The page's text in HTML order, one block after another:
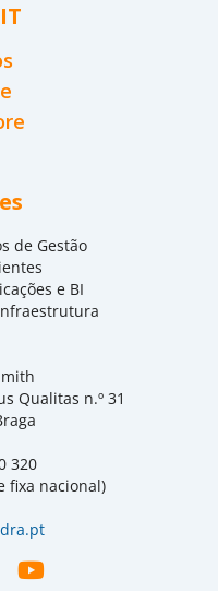
de Gestão
e BI
Qualitas n.º 31
320
fixa nacional)